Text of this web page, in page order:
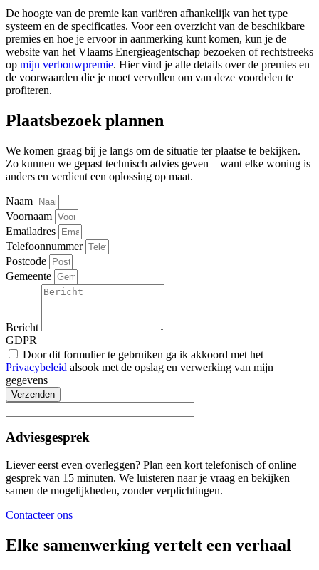
De hoogte van de premie kan variëren afhankelijk van het type
systeem en de specificaties. Voor een overzicht van de beschikbare
premies en hoe je ervoor in aanmerking kunt komen, kun je de
website van het Vlaams Energieagentschap bezoeken of rechtstreeks
op mijn verbouwpremie. Hier vind je alle details over de premies en
de voorwaarden die je moet vervullen om van deze voordelen te
profiteren.
Plaatsbezoek plannen
We komen graag bij je langs om de situatie ter plaatse te bekijken.
Zo kunnen we gepast technisch advies geven – want elke woning is
anders en verdient een oplossing op maat.
Naam
Voornaam
Emailadres
Telefoonnummer
Postcode
Gemeente
Bericht
GDPR
Door dit formulier te gebruiken ga ik akkoord met het
Privacybeleid alsook met de opslag en verwerking van mijn
gegevens
Verzenden
Adviesgesprek
Liever eerst even overleggen? Plan een kort telefonisch of online
gesprek van 15 minuten. We luisteren naar je vraag en bekijken
samen de mogelijkheden, zonder verplichtingen.
Contacteer ons
Elke samenwerking vertelt een verhaal